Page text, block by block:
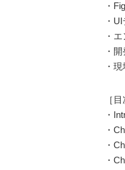
・
・
・
・
・
［目
・
・
・
・